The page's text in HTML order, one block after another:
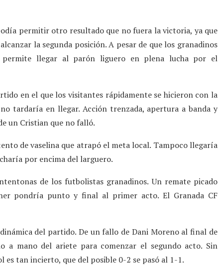
permitir otro resultado que no fuera la victoria, ya que
la segunda posición. A pesar de que los granadinos
llegar al parón liguero en plena lucha por el
en el que los visitantes rápidamente se hicieron con la
tardaría en llegar. Acción trenzada, apertura a banda y
un Cristian que no falló.
de vaselina que atrapó el meta local. Tampoco llegaría
por encima del larguero.
de los futbolistas granadinos. Un remate picado
pondría punto y final al primer acto. El Granada CF
del partido. De un fallo de Dani Moreno al final de
a mano del ariete para comenzar el segundo acto. Sin
es tan incierto, que del posible 0-2 se pasó al 1-1.